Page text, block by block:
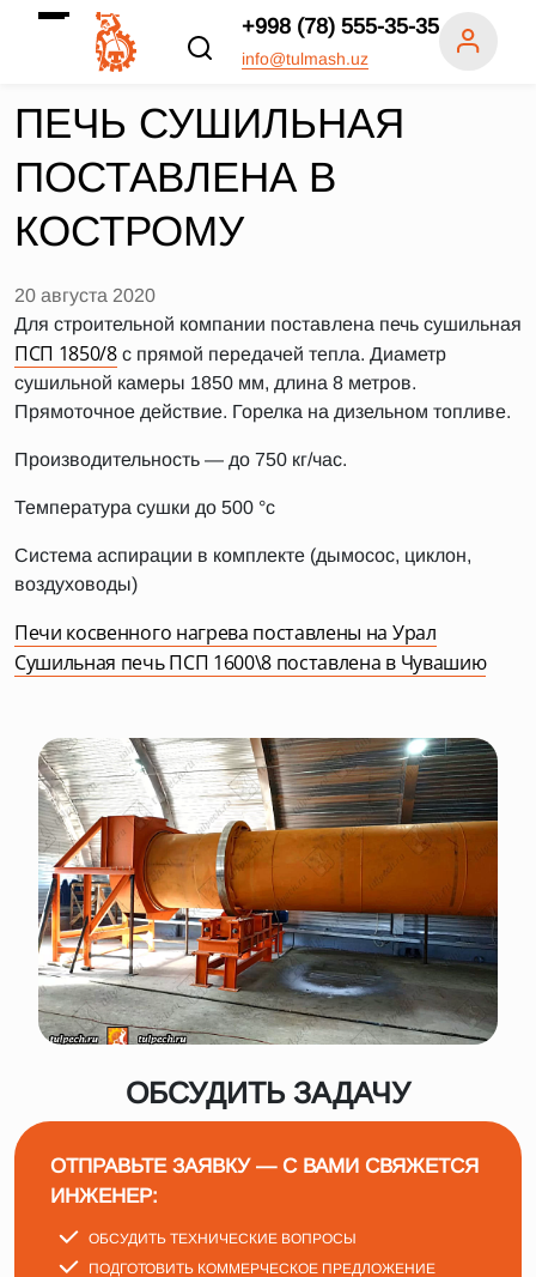
+998 (78) 555-35-35
info@tulmash.uz
ПЕЧЬ СУШИЛЬНАЯ
ПОСТАВЛЕНА В
КОСТРОМУ
20 августа 2020
Для строительной компании поставлена печь сушильная
ПСП 1850/8с прямой передачей тепла. Диаметр
сушильной камеры 1850 мм, длина 8 метров.
Прямоточное действие. Горелка на дизельном топливе.
Производительность — до 750 кг/час.
Температура сушки до 500 °c
Система аспирации в комплекте (дымосос, циклон,
воздуховоды)
Печи косвенного нагрева поставлены на Урал
Cушильная печь ПСП 1600\8 поставлена в Чувашию
ОБСУДИТЬ ЗАДАЧУ
ОТПРАВЬТЕ ЗАЯВКУ — С ВАМИ СВЯЖЕТСЯ
ИНЖЕНЕР:
ОБСУДИТЬ ТЕХНИЧЕСКИЕ ВОПРОСЫ
ПОДГОТОВИТЬ КОММЕРЧЕСКОЕ ПРЕДЛОЖЕНИЕ